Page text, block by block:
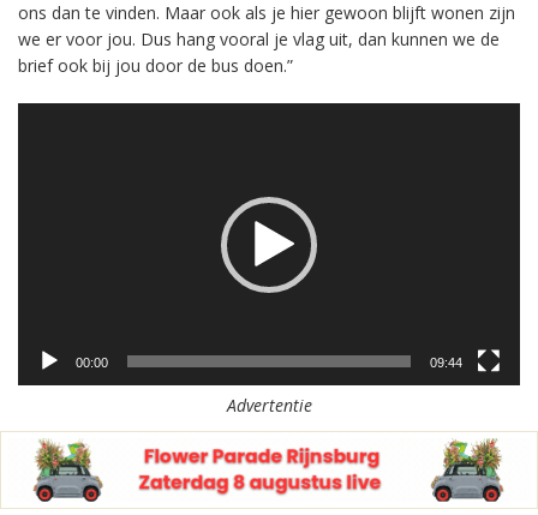
ons dan te vinden. Maar ook als je hier gewoon blijft wonen zijn
we er voor jou. Dus hang vooral je vlag uit, dan kunnen we de
brief ook bij jou door de bus doen.”
00:00 09:44
Advertentie